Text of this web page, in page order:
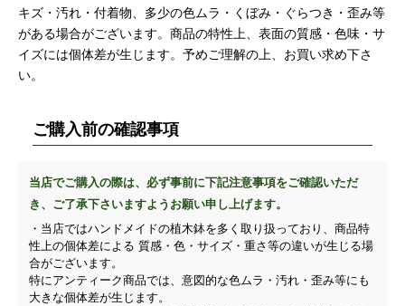
キズ・汚れ・付着物、多少の色ムラ・くぼみ・ぐらつき・歪み等
がある場合がございます。商品の特性上、表面の質感・色味・サ
イズには個体差が生じます。予めご理解の上、お買い求め下さ
い。
ご購入前の確認事項
当店でご購入の際は、必ず事前に下記注意事項をご確認いただ
き、ご了承下さいますようお願い申し上げます。
・当店ではハンドメイドの植木鉢を多く取り扱っており、商品特
性上の個体差による 質感・色・サイズ・重さ等の違いが生じる場
合がございます。
特にアンティーク商品では、意図的な色ムラ・汚れ・歪み等にも
大きな個体差が生じます。